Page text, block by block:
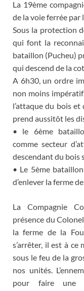
La 19ème
de la voie ferrée par
Sous la protection
qui font la
bataillon (Pucheu)
qui descend de la
A 6h30, un ordre
non moins
l’attaque du bois et
prend aussitôt les
• le 6ème
comme secteur
descendant du bois
• Le 5ème
d’enlever la ferme
La Compagnie
présence du
la ferme de la
s’arrêter, il est à
sous le feu de la
nos unités.
pour faire une